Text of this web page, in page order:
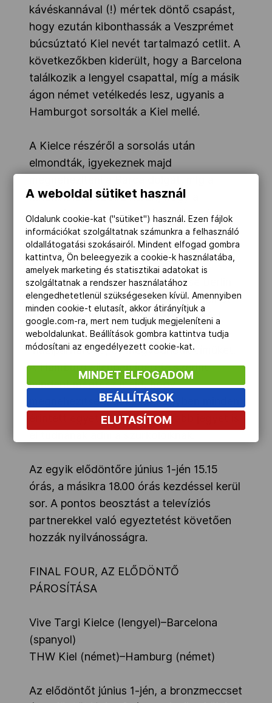
kávéskannával (!) mértek döntő csapást,
hogy ezután kibonthassák a Veszprémet
búcsúztató Kiel nevét tartalmazó cetlit. A
következőkben kiderült, hogy a Barcelona
találkozik a lengyel csapattal, míg a másik
ágon német vetélkedés lesz, ugyanis a
Hamburgot sorsolták a Kiel mellé.
A Kielce részéről a sorsolás után
elmondták, igyekeznek majd
katalánoknál szóba került, hogy a
labdarúgók tegnapi kiesése után még
több figyelem hárulhat az ő
szereplésükre.
A Kielnél sajnálták, hogy a Füchse Berlin
elleni tavalyi elődöntő után ismét német
csapattal játszanak a fináléba jutásért,
ugyanakkor remélik, újra megnyerik a
„házipárharcot”, és megvédhetik címüket.
A Hamburg ellenben ígérete szerint
mindent megtesz majd, hogy
megnehezítse a dolgukat. Egyben minden
érintett egyetértett, sokkal több jegyet is
Az egyik elődöntőre június 1-jén 15.15
órás, a másikra 18.00 órás kezdéssel kerül
sor. A pontos beosztást a televíziós
partnerekkel való egyeztetést követően
hozzák nyilvánosságra.
FINAL FOUR, AZ ELŐDÖNTŐ
PÁROSÍTÁSA
Vive Targi Kielce (lengyel)–Barcelona
(spanyol)
THW Kiel (német)–Hamburg (német)
Az elődöntőt június 1-jén, a bronzmeccset
A weboldal sütiket használ
Oldalunk cookie-kat ("sütiket") használ. Ezen fájlok
információkat szolgáltatnak számunkra a felhasználó
oldallátogatási szokásairól. Mindent elfogad gombra
kattintva, Ön beleegyezik a cookie-k használatába,
amelyek marketing és statisztikai adatokat is
szolgáltatnak a rendszer használatához
elengedhetetlenül szükségeseken kívül. Amennyiben
minden cookie-t elutasít, akkor átirányítjuk a
google.com-ra, mert nem tudjuk megjeleníteni a
weboldalunkat. Beállítások gombra kattintva tudja
módosítani az engedélyezett cookie-kat.
MINDET ELFOGADOM
BEÁLLÍTÁSOK
ELUTASÍTOM